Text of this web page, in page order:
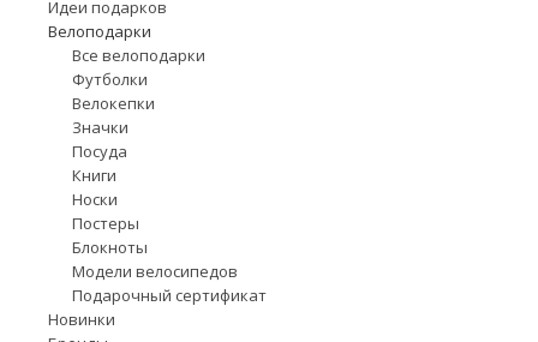
Идеи подарков
Велоподарки
Все велоподарки
Футболки
Велокепки
Значки
Посуда
Книги
Носки
Постеры
Блокноты
Модели велосипедов
Подарочный сертификат
Новинки